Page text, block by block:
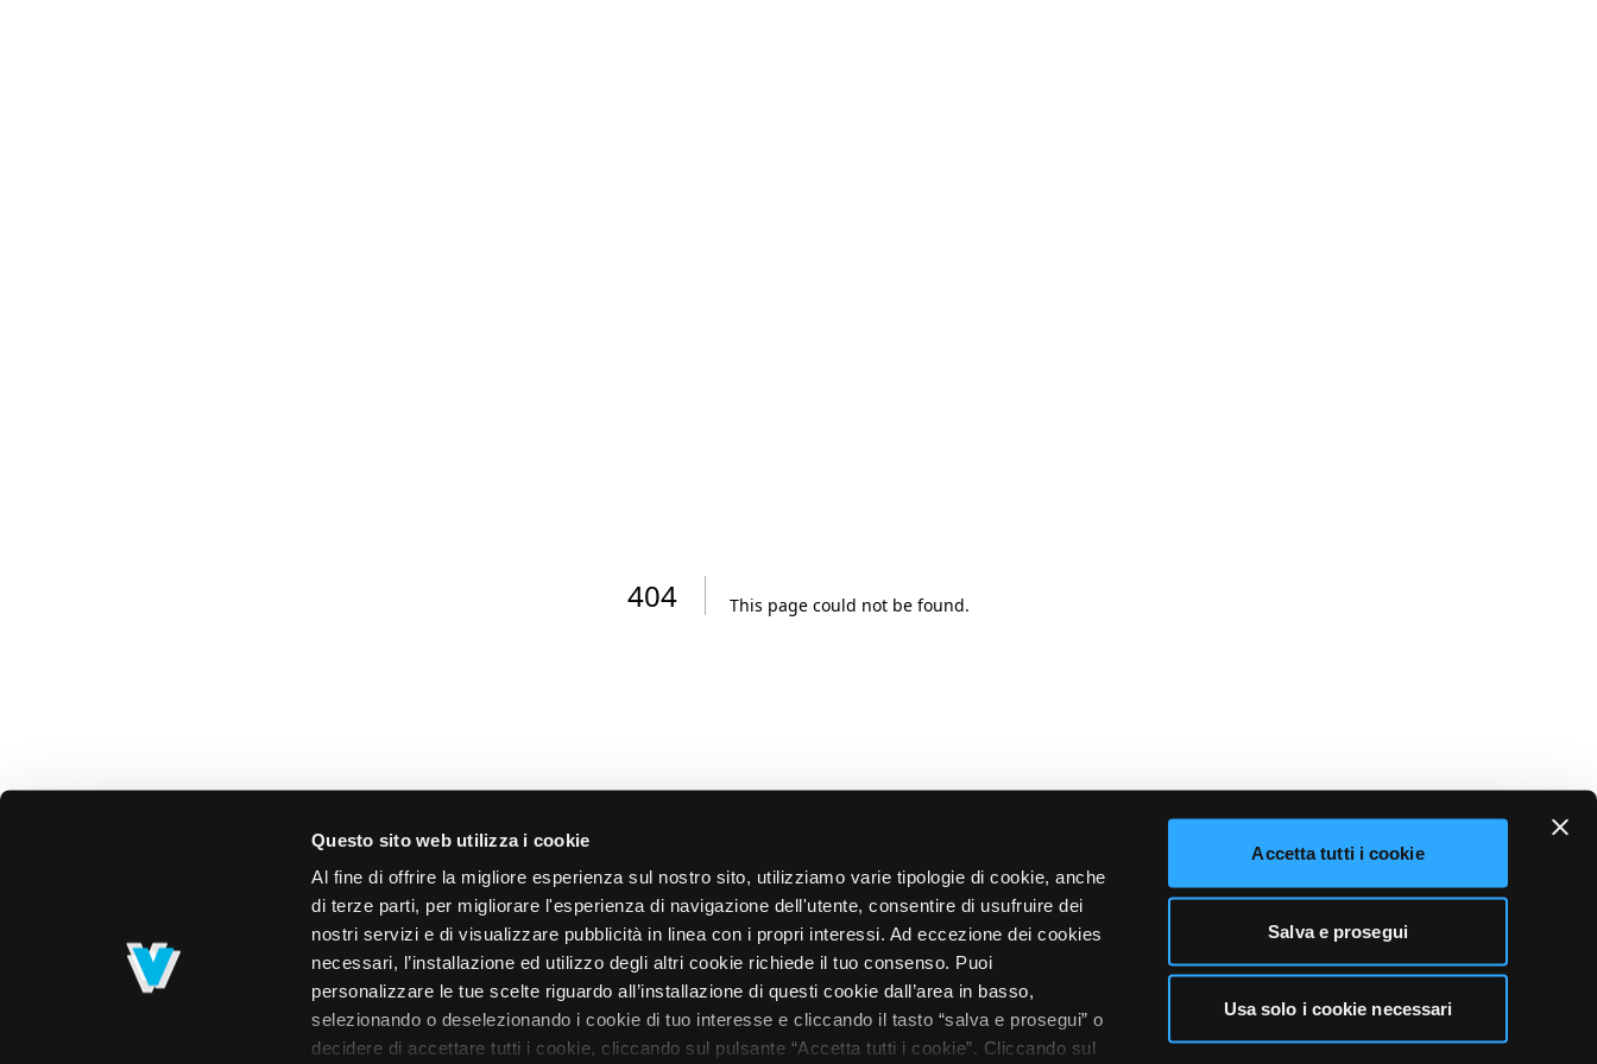
Questo sito web utilizza i cookie
Al fine di offrire la migliore esperienza sul nostro sito, utilizziamo varie tipologie di cookie, anche
di terze parti, per migliorare l'esperienza di navigazione dell'utente, consentire di usufruire dei
nostri servizi e di visualizzare pubblicità in linea con i propri interessi. Ad eccezione dei cookies
necessari, l’installazione ed utilizzo degli altri cookie richiede il tuo consenso. Puoi
personalizzare le tue scelte riguardo all’installazione di questi cookie dall’area in basso,
selezionando o deselezionando i cookie di tuo interesse e cliccando il tasto “salva e prosegui” o
decidere di accettare tutti i cookie, cliccando sul pulsante “Accetta tutti i cookie”. Cliccando sul
Accetta tutti i cookie
Salva e prosegui
Usa solo i cookie necessari
404 This page could not be found.